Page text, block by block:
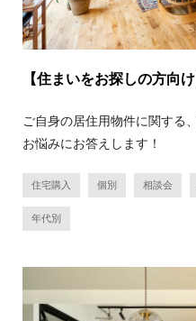
【住まいをお探しの方向
ご自身の居住用物件に関する
お悩みにお答えします！
住宅購入 個別 相談会
年代別